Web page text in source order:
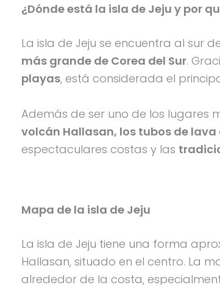
¿Dónde está la isla de Jeju y por
La isla de Jeju se encuentra al sur
más grande de Corea del Sur.
playas, está considerada el
Además de ser uno de los lugares
volcán Hallasan, los tubos de
espectaculares costas y las
Mapa de la isla de Jeju
La isla de Jeju tiene una forma
Hallasan, situado en el centro. La
alrededor de la costa,